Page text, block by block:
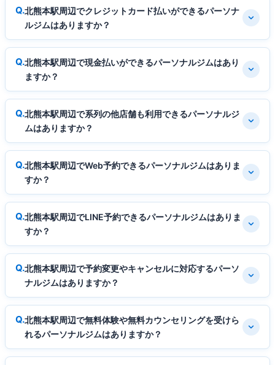
北熊本駅周辺でクレジットカード払いができるパーソナ
ルジムはありますか？
北熊本駅周辺で現金払いができるパーソナルジムはあり
ますか？
北熊本駅周辺で系列の他店舗も利用できるパーソナルジ
ムはありますか？
北熊本駅周辺でWeb予約できるパーソナルジムはありま
すか？
北熊本駅周辺でLINE予約できるパーソナルジムはありま
すか？
北熊本駅周辺で予約変更やキャンセルに対応するパーソ
ナルジムはありますか？
北熊本駅周辺で無料体験や無料カウンセリングを受けら
れるパーソナルジムはありますか？